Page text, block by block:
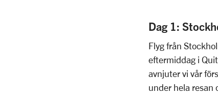
Dag 1:
Flyg från
eftermiddag i
avnjuter vi vår
under hela resan